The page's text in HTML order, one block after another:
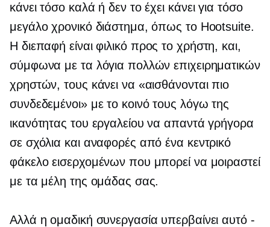
κάνει τόσο καλά ή δεν το έχει κάνει για τόσο
μεγάλο χρονικό διάστημα, όπως το Hootsuite.
Η διεπαφή είναιφιλικό προς το χρήστη, και,
σύμφωνα με τα λόγια πολλών επιχειρηματικών
χρηστών, τους κάνει να «αισθάνονται πιο
συνδεδεμένοι» με το κοινό τους λόγω της
ικανότητας του εργαλείου να απαντά γρήγορα
σε σχόλια και αναφορές από ένα κεντρικό
φάκελο εισερχομένων που μπορεί να μοιραστεί
με τα μέλη της ομάδας σας.
Αλλά η ομαδική συνεργασία υπερβαίνει αυτό -